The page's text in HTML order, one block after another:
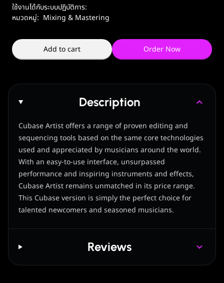
ใช้งานได้กับระบบปฏิบัติการ:
หมวดหมู่: Mixing & Mastering
Add to cart Order Now
Description
Cubase Artist offers a range of proven editing and
sequencing tools based on the same core technologies
used and appreciated by musicians around the world.
With an easy-to-use interface, unsurpassed
performance and inspiring instruments and effects,
Cubase Artist remains unmatched in its price range.
This Cubase version is simply the perfect choice for
talented newcomers and seasoned musicians.
Reviews